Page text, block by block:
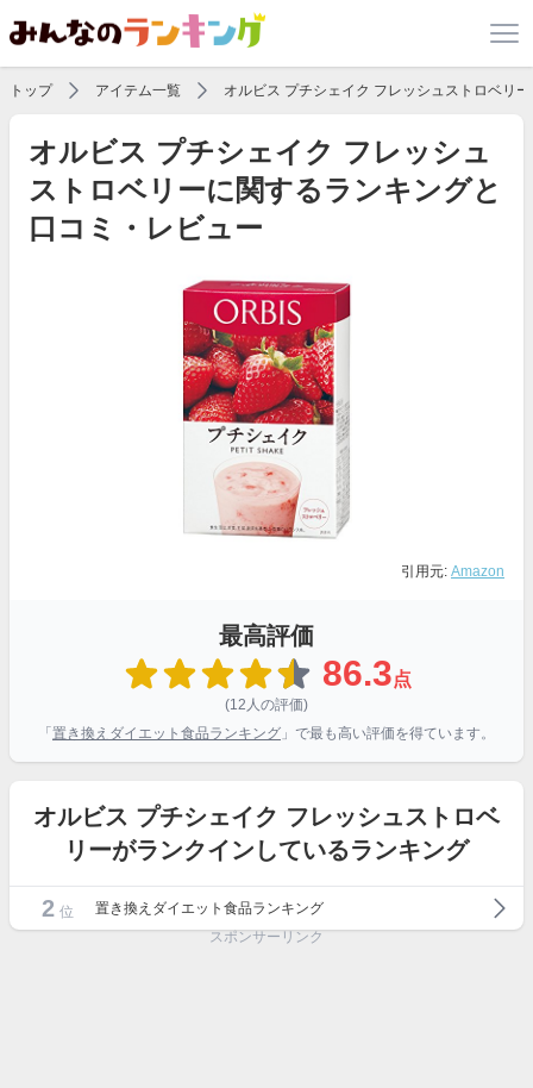
トップ アイテム一覧 オルビス プチシェイク フレッシュストロベリー
オルビス プチシェイク フレッシュ
ストロベリーに関するランキングと
口コミ・レビュー
引用元: Amazon
最高評価
86.3点
(12人の評価)
「 置き換えダイエット食品ランキング 」で最も高い評価を得ています。
オルビス プチシェイク フレッシュストロベ
リーがランクインしているランキング
2 位
置き換えダイエット食品ランキング
スポンサーリンク